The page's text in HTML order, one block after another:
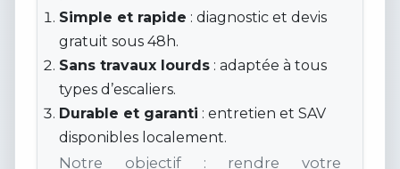
Simple et rapide : diagnostic et devis
gratuit sous 48h.
Sans travaux lourds : adaptée à tous
types d’escaliers.
Durable et garanti : entretien et SAV
disponibles localement.
Notre objectif : rendre votre